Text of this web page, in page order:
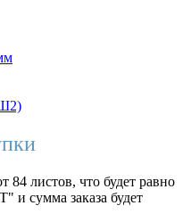
84 листов, что будет равно
и сумма заказа будет